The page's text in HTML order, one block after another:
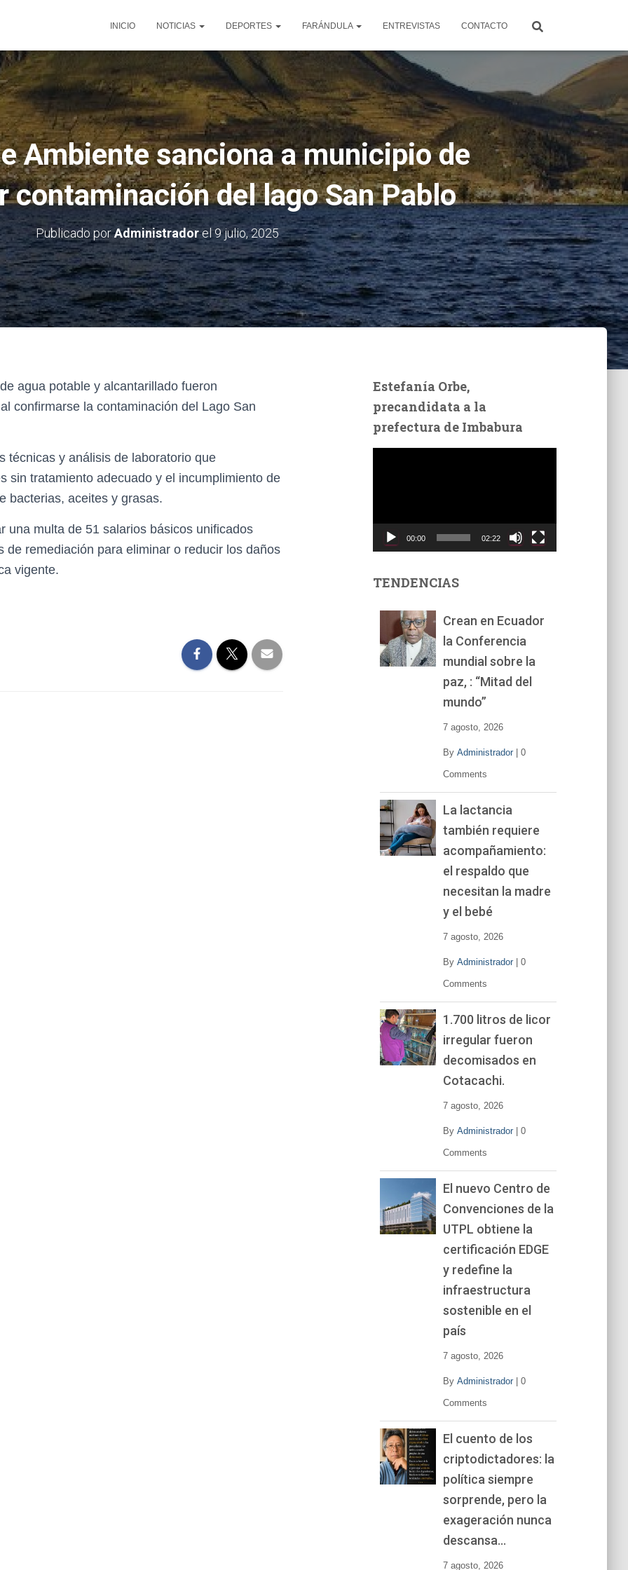
INICIO NOTICIAS DEPORTES FARÁNDULA ENTREVISTAS CONTACTO
Ambiente sanciona a municipio de
contaminación del lago San Pablo
Publicado porAdministradorel9 julio, 2025
agua potable y alcantarillado fueron
confirmarse la contaminación del Lago San
técnicas y análisis de laboratorio que
sin tratamiento adecuado y el incumplimiento de
bacterias, aceites y grasas.
una multa de 51 salarios básicos unificados
remediación para eliminar o reducir los daños
vigente.
Estefanía Orbe,
precandidata a la
prefectura de Imbabura
t
00:00 02:22
TENDENCIAS
Crean en Ecuador
la Conferencia
mundial sobre la
paz, : “Mitad del
mundo”
7 agosto, 2026
By Administrador| 0
Comments
La lactancia
también requiere
acompañamiento:
el respaldo que
necesitan la madre
y el bebé
7 agosto, 2026
By Administrador| 0
Comments
1.700 litros de licor
irregular fueron
decomisados en
Cotacachi.
7 agosto, 2026
By Administrador| 0
Comments
El nuevo Centro de
Convenciones de la
UTPL obtiene la
certificación EDGE
y redefine la
infraestructura
sostenible en el
país
7 agosto, 2026
By Administrador| 0
Comments
El cuento de los
criptodictadores: la
política siempre
sorprende, pero la
exageración nunca
descansa…
7 agosto, 2026